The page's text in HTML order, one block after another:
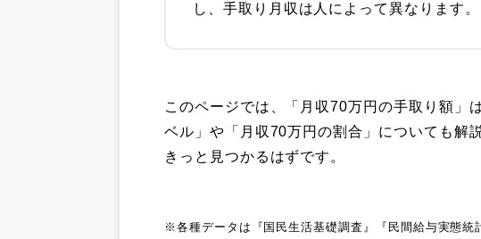
し、手取り月収は人によって異なります。
このページでは、「月収70万円の手取り額」
ベル」や「月収70万円の割合」についても解
きっと見つかるはずです。
※各種データは『国民生活基礎調査』『民間給与実態統